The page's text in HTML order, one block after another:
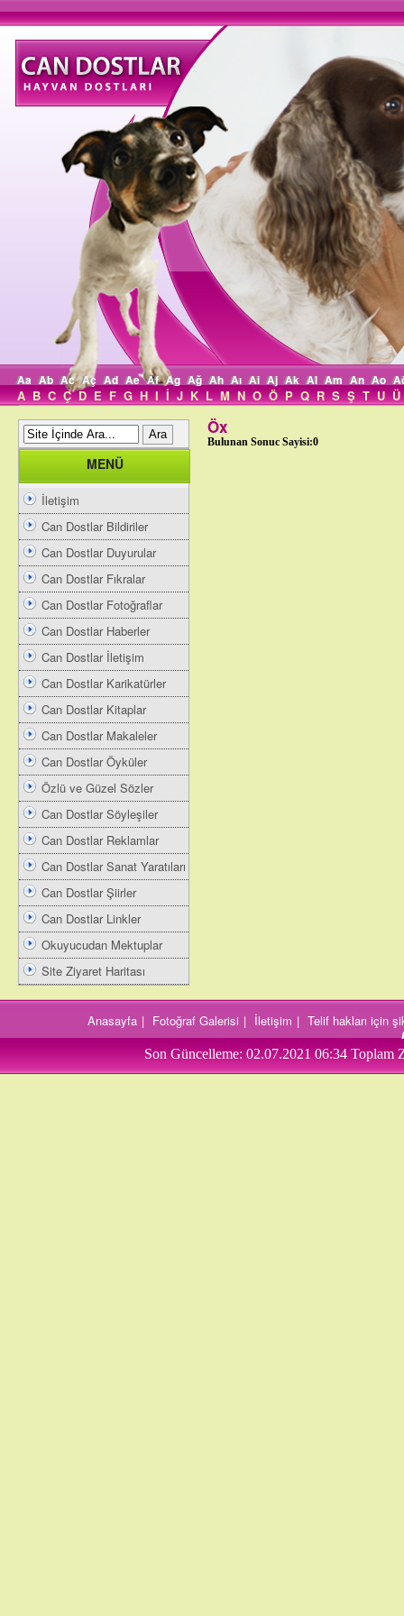
Aa Ab Ac Aç Ad Ae Af Ag Ağ Ah Aı Ai Aj Ak Al Am An Ao
A B C Ç D E F G H I İ J K L M N O Ö P Q R S Ş T U Ü
MENÜ
İletişim
Can Dostlar Bildiriler
Can Dostlar Duyurular
Can Dostlar Fıkralar
Can Dostlar Fotoğraflar
Can Dostlar Haberler
Can Dostlar İletişim
Can Dostlar Karikatürler
Can Dostlar Kitaplar
Can Dostlar Makaleler
Can Dostlar Öyküler
Özlü ve Güzel Sözler
Can Dostlar Söyleşiler
Can Dostlar Reklamlar
Can Dostlar Sanat Yaratıları
Can Dostlar Şiirler
Can Dostlar Linkler
Okuyucudan Mektuplar
Site Ziyaret Haritası
Öx
Bulunan Sonuc Sayisi:0
Anasayfa | Fotoğraf Galerisi | İletişim | Telif hakları için
Son Güncelleme: 02.07.2021 06:34 Toplam